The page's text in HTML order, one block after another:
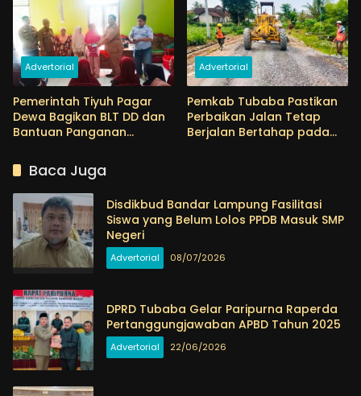
PTN
Advertorial
Pemerintah Tiyuh Pagar
Dewa Bagikan BLT DD dan
Bantuan Panganan
Advertorial
Pemkab Tubaba Pastikan
Perbaikan Jalan Tetap
Berjalan Bertahap pada
Baca Juga
Disdikbud Bandar Lampung Fasilitasi
Siswa yang Belum Lolos PPDB Masuk SMP
Negeri
Advertorial 08/07/2026
DPRD Tubaba Gelar Paripurna Raperda
Pertanggungjawaban APBD Tahun 2025
Advertorial 22/06/2026